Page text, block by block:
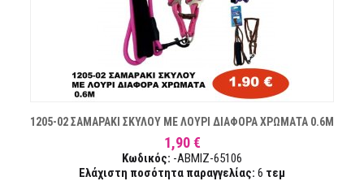
1205-02 ΣΑΜΑΡΑΚΙ ΣΚΥΛΟΥ ΜΕ ΛΟΥΡΙ ΔΙΑΦΟΡΑ ΧΡΩΜΑΤΑ 0.6M
1,90 €
Κωδικός: -ABMIZ-65106
Ελάχιστη ποσότητα παραγγελίας: 6 τεμ